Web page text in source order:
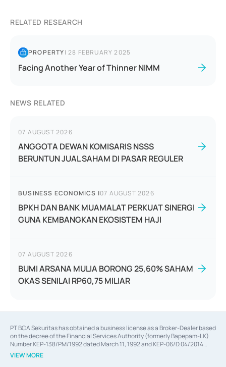
RELATED RESEARCH
PROPERTY|28 FEBRUARY 2025
Facing Another Year of Thinner NIMM
NEWS RELATED
07 AUGUST 2026
ANGGOTA DEWAN KOMISARIS NSSS
BERUNTUN JUAL SAHAM DI PASAR REGULER
BUSINESS ECONOMICS |07 AUGUST 2026
BPKH DAN BANK MUAMALAT PERKUAT SINERGI
GUNA KEMBANGKAN EKOSISTEM HAJI
07 AUGUST 2026
BUMI ARSANA MULIA BORONG 25,60% SAHAM
OKAS SENILAI RP60,75 MILIAR
PT BCA Sekuritas has obtained a business license as a Broker-Dealer based
on the decree of the Financial Services Authority (formerly Bapepam-LK)
Number KEP-138/PM/1992 dated March 11, 1992 and KEP-06/D.04/2014
dated February 28, 2014, a business license as an Underwriter based on the
decree of the Financial Services Authority Number KEP-12/PM/PEE/1997
VIEW MORE